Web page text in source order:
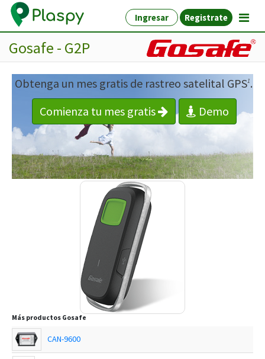
Ingresar Registrate
Gosafe - G2P
Obtenga un mes gratis de rastreo satelital GPS1.
Comienza tu mes gratis
Demo
Más productos Gosafe
CAN-9600